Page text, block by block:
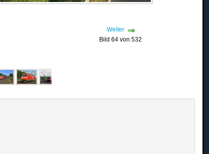
Weiter
Bild 64 von 532